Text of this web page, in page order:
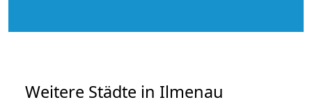
Weitere Städte in Ilmenau